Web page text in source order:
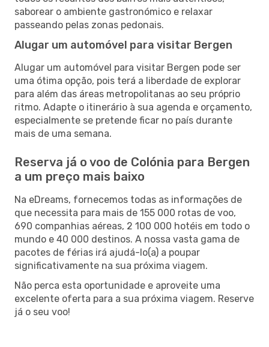
saborear o ambiente gastronómico e relaxar
passeando pelas zonas pedonais.
Alugar um automóvel para visitar Bergen
Alugar um automóvel para visitar Bergen pode ser
uma ótima opção, pois terá a liberdade de explorar
para além das áreas metropolitanas ao seu próprio
ritmo. Adapte o itinerário à sua agenda e orçamento,
especialmente se pretende ficar no país durante
mais de uma semana.
Reserva já o voo de Colónia para Bergen
a um preço mais baixo
Na eDreams, fornecemos todas as informações de
que necessita para mais de 155 000 rotas de voo,
690 companhias aéreas, 2 100 000 hotéis em todo o
mundo e 40 000 destinos. A nossa vasta gama de
pacotes de férias irá ajudá-lo(a) a poupar
significativamente na sua próxima viagem.
Não perca esta oportunidade e aproveite uma
excelente oferta para a sua próxima viagem. Reserve
já o seu voo!